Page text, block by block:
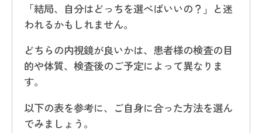
「結局、自分はどっちを選べばいいの？」と迷
われるかもしれません。
どちらの内視鏡が良いかは、患者様の検査の目
的や体質、検査後のご予定によって異なりま
す。
以下の表を参考に、ご自身に合った方法を選ん
でみましょう。